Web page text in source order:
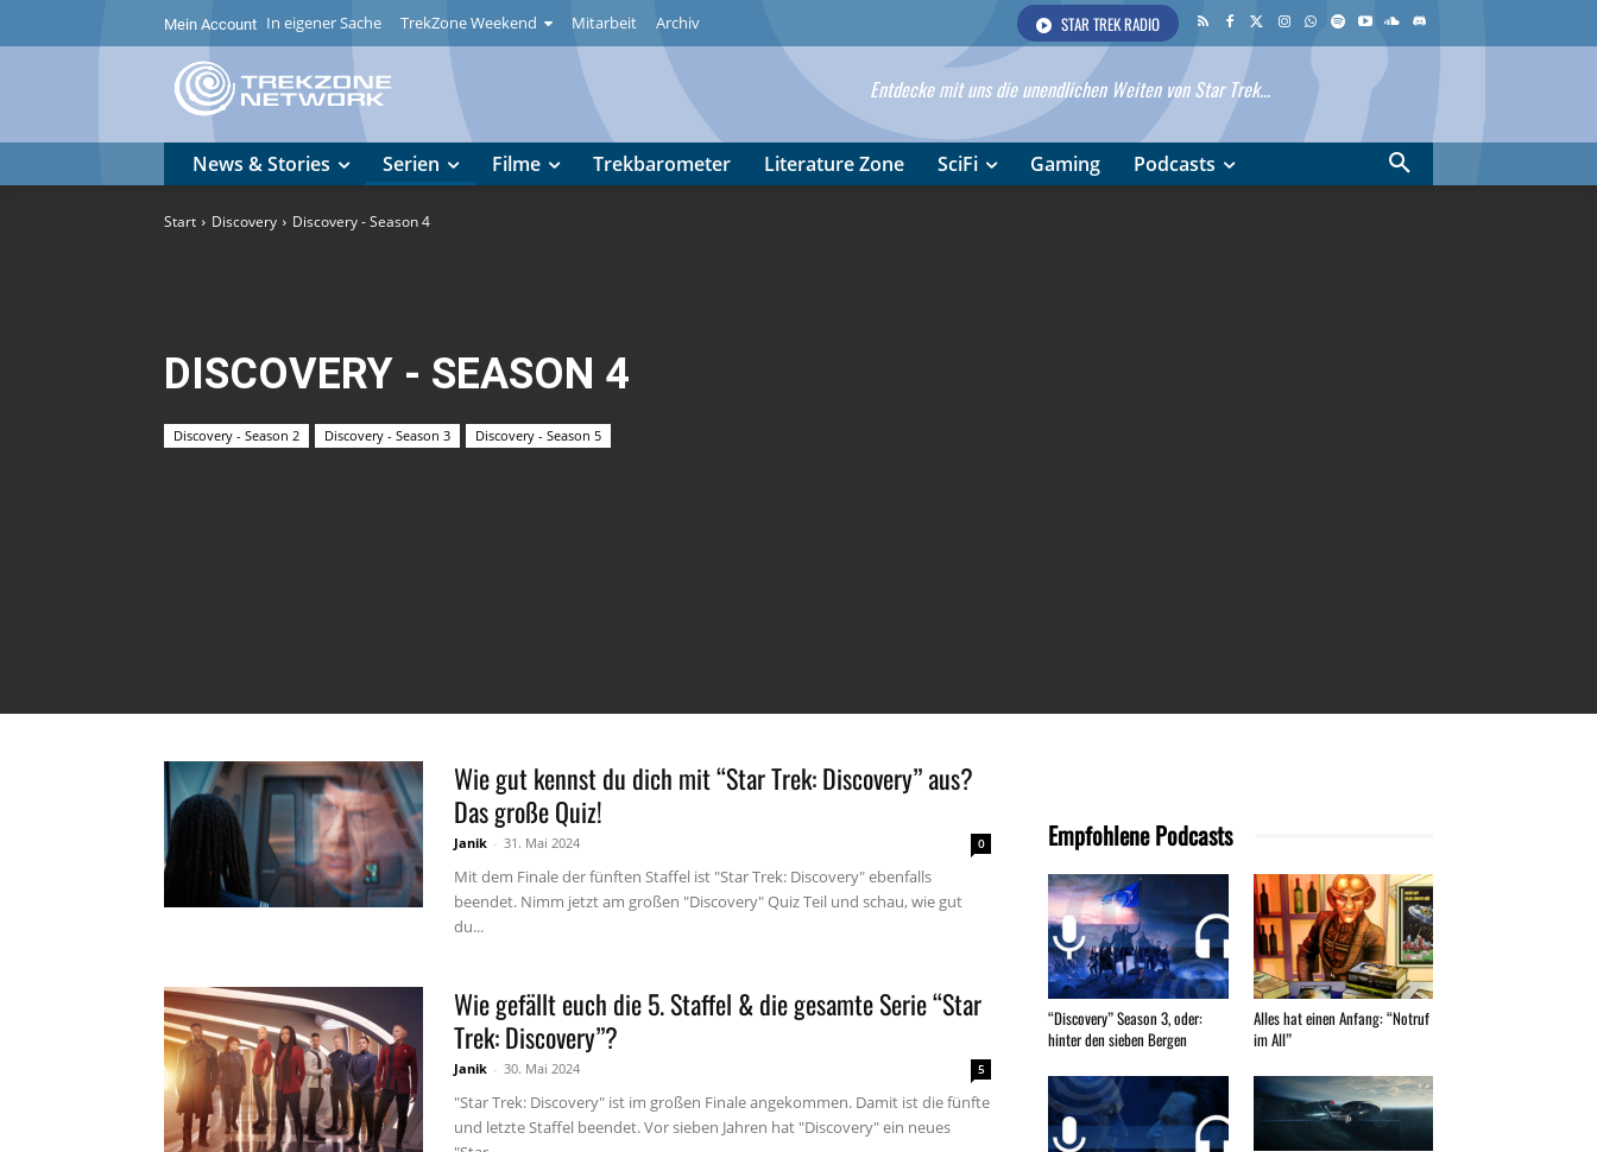
Mein Account In eigener Sache TrekZone Weekend Mitarbeit Archiv STAR TREK RADIO
Entdecke mit uns die unendlichen Weiten von Star Trek...
News & Stories Serien Filme Trekbarometer Literature Zone SciFi Gaming Podcasts
Start Discovery Discovery - Season 4
DISCOVERY - SEASON 4
Discovery - Season 2 Discovery - Season 3 Discovery - Season 5
Wie gut kennst du dich mit “Star Trek: Discovery” aus?
Das große Quiz!
Janik - 31. Mai 2024 0
Mit dem Finale der fünften Staffel ist "Star Trek: Discovery" ebenfalls
beendet. Nimm jetzt am großen "Discovery" Quiz Teil und schau, wie gut
du...
Wie gefällt euch die 5. Staffel & die gesamte Serie “Star
Trek: Discovery”?
Janik - 30. Mai 2024 5
"Star Trek: Discovery" ist im großen Finale angekommen. Damit ist die fünfte
und letzte Staffel beendet. Vor sieben Jahren hat "Discovery" ein neues
Empfohlene Podcasts
“Discovery” Season 3, oder:
hinter den sieben Bergen
Alles hat einen Anfang: “Notruf
im All”